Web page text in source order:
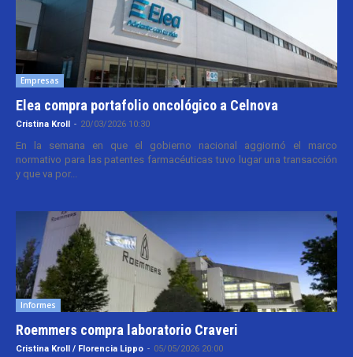
Empresas
Elea compra portafolio oncológico a Celnova
Cristina Kroll - 20/03/2026 10:30
En la semana en que el gobierno nacional aggiornó el marco
normativo para las patentes farmacéuticas tuvo lugar una transacción
y que va por...
Informes
Roemmers compra laboratorio Craveri
Cristina Kroll / Florencia Lippo - 05/05/2026 20:00